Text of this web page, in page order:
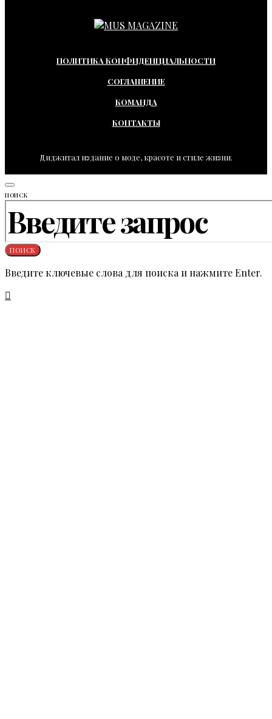
ПОЛИТИКА КОНФИДЕНЦИАЛЬНОСТИ
СОГЛАШЕНИЕ
КОМАНДА
КОНТАКТЫ
Диджитал издание о моде, красоте и стиле жизни.
ПОИСК
ПОИСК
Введите ключевые слова для поиска и нажмите Enter.